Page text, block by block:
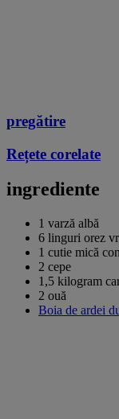
pregătire
Rețete corelate
ingrediente
1 varză albă
6 linguri orez
1 cutie mică
2 cepe
1,5 kilogram
2 ouă
Boia de ardei